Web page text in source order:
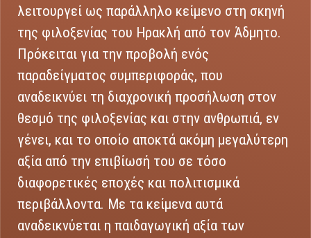
λειτουργεί ως παράλληλο κείμενο στη σκηνή
της φιλοξενίας του Ηρακλή από τον Άδμητο.
Πρόκειται για την προβολή ενός
παραδείγματος συμπεριφοράς, που
αναδεικνύει τη διαχρονική προσήλωση στον
θεσμό της φιλοξενίας και στην ανθρωπιά, εν
γένει, και το οποίο αποκτά ακόμη μεγαλύτερη
αξία από την επιβίωσή του σε τόσο
διαφορετικές εποχές και πολιτισμικά
περιβάλλοντα. Με τα κείμενα αυτά
αναδεικνύεται η παιδαγωγική αξία των